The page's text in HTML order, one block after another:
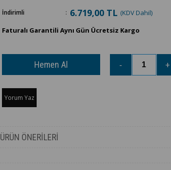
İndirimli : 6.719,00 TL (KDV Dahil)
Faturalı Garantili Aynı Gün Ücretsiz Kargo
Yorum Yaz
ÜRÜN ÖNERILERI